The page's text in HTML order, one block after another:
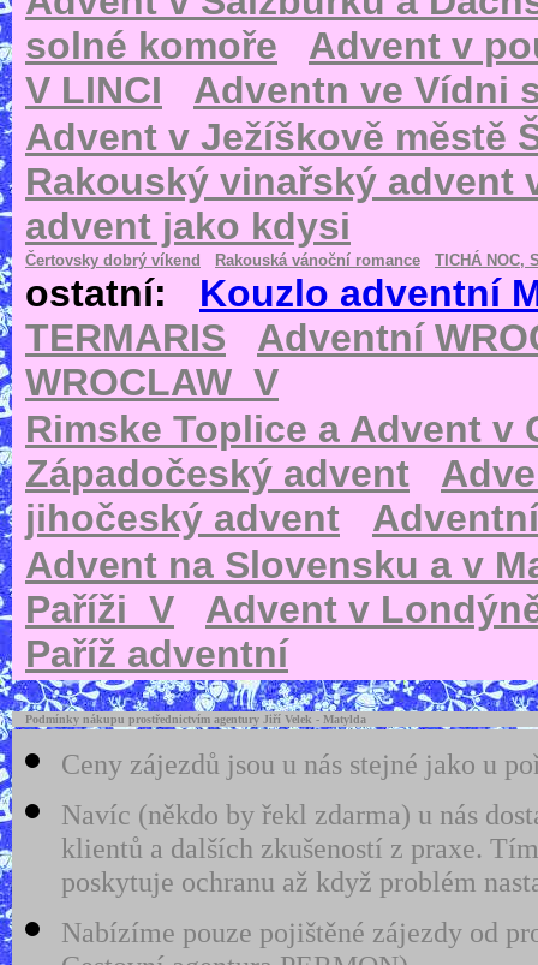
solné komoře
Advent v
V LINCI
Adventn ve Vídni
Advent v Ježíškově městě
Rakouský vinařský advent
advent jako kdysi
Čertovsky dobrý víkend Rakouská vánoční romance TICHÁ NOC,
ostatní:
Kouzlo adventní
TERMARIS
Adventní
WROCLAW_V
Rimske Toplice a Advent v
Západočeský advent
jihočeský advent
Advent na Slovensku a v
Paříži_V
Advent v
Paříž adventní
Podmínky nákupu prostřednictvím agentury Jiří Velek - Matylda
Ceny zájezdů jsou u nás stejné jako u
Navíc (někdo by řekl zdarma) u nás
klientů a dalších zkušeností z praxe.
poskytuje ochranu až když problém
Nabízíme pouze pojištěné zájezdy od